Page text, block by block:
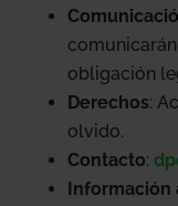
obligación
Derechos:
olvido.
Contacto: